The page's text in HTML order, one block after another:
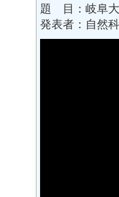
題 目：岐阜大
発表者：自然